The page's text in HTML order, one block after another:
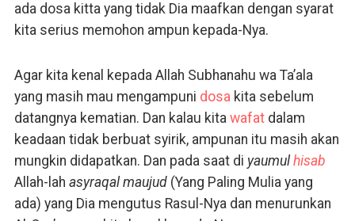
ada dosa kitta yang tidak Dia maafkan dengan syarat
kita serius memohon ampun kepada-Nya.
Agar kita kenal kepada Allah Subhanahu wa Ta’ala
yang masih mau mengampuni dosakita sebelum
datangnya kematian. Dan kalau kita wafatdalam
keadaan tidak berbuat syirik, ampunan itu masih akan
mungkin didapatkan. Dan pada saat di yaumul hisab
Allah-lah asyraqal maujud(Yang Paling Mulia yang
ada) yang Dia mengutus Rasul-Nya dan menurunkan